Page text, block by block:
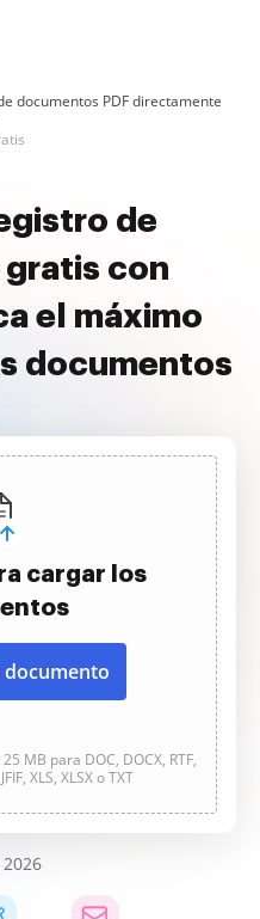
documentos PDF directamente
de
con
el máximo
documentos
cargar los
documento
MB para DOC, DOCX, RTF,
XLS, XLSX o TXT
2026